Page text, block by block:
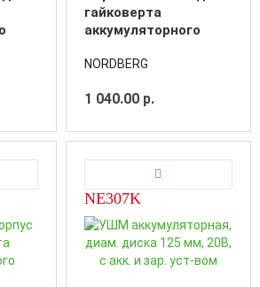
гайковерта
аккумуляторного
NORDBERG
1 040.00 р.
NE307K